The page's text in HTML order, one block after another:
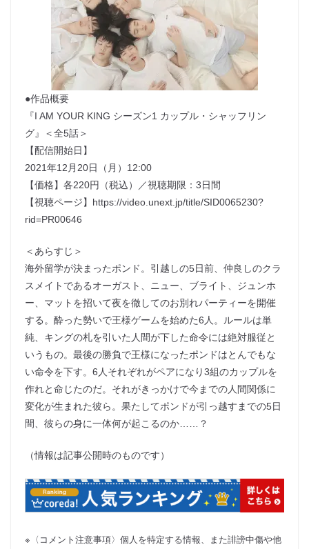
●作品概要
『I AM YOUR KING シーズン1 カップル・シャッフリン
グ』＜全5話＞
【配信開始日】
2021年12月20日（月）12:00
【価格】各220円（税込）／視聴期限：3日間
【視聴ページ】https://video.unext.jp/title/SID0065230?
rid=PR00646
＜あらすじ＞
海外留学が決まったポンド。引越しの5日前、仲良しのクラ
スメイトであるオーガスト、ニュー、ブライト、ジュンホ
ー、マットを招いて夜を徹してのお別れパーティーを開催
する。酔った勢いで王様ゲームを始めた6人。ルールは単
純、キングの札を引いた人間が下した命令には絶対服従と
いうもの。最後の勝負で王様になったポンドはとんでもな
い命令を下す。6人それぞれがペアになり3組のカップルを
作れと命じたのだ。それがきっかけで今までの人間関係に
変化が生まれた彼ら。果たしてポンドが引っ越すまでの5日
間、彼らの身に一体何が起こるのか……？
（情報は記事公開時のものです）
※〈コメント注意事項〉個人を特定する情報、また誹謗中傷や他